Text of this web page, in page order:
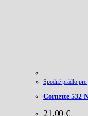
Spodné prádlo pre
Cornette 532
21,00 €